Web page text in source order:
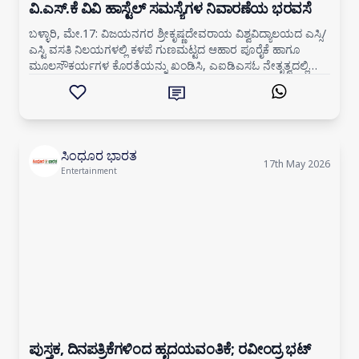
ವಿ.ಎಸ್.ಕೆ ವಿವಿ ಹಾಸ್ಟೆಲ್ ಸಮಸ್ಯೆಗಳ ನಿವಾರಣೆಯ ಭರವಸೆ
ಬಳ್ಳಾರಿ, ಮೇ.17: ವಿಜಯನಗರ ಶ್ರೀಕೃಷ್ಣದೇವರಾಯ ವಿಶ್ವವಿದ್ಯಾಲಯದ ಎಸ್ಸಿ/
ಎಸ್ಟಿ ವಸತಿ ನಿಲಯಗಳಲ್ಲಿ ಕಳಪೆ ಗುಣಮಟ್ಟದ ಆಹಾರ ಪೂರೈಕೆ ಹಾಗೂ
ಮೂಲಸೌಕರ್ಯಗಳ ಕೊರತೆಯನ್ನು ಖಂಡಿಸಿ, ಎಐಡಿಎಸಓ ನೇತೃತ್ವದಲ್ಲಿ
ಸಮಾಜ ಕಲ್ಯಾಣ ಇಲಾಖೆಯ ಕಚೇರಿಯ ಮುಂದೆ
ಸಿಂಧೂರ ಭಾರತ
Entertainment 17th May 2026
ಪುಸ್ತಕ, ದಿನಪತ್ರಿಕೆಗಳಿಂದ ಹೃದಯವಂತಿಕೆ; ರವೀಂದ್ರ ಭಟ್